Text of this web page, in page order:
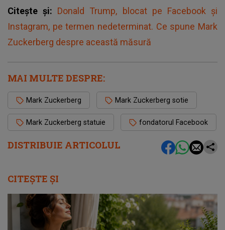
DISTRIBUIE ARTICOLUL
Citește și: Donald Trump, blocat pe Facebook și
Instagram, pe termen nedeterminat. Ce spune Mark
Zuckerberg despre această măsură
MAI MULTE DESPRE:
Mark Zuckerberg Mark Zuckerberg sotie
Mark Zuckerberg statuie fondatorul Facebook
CITEȘTE ȘI